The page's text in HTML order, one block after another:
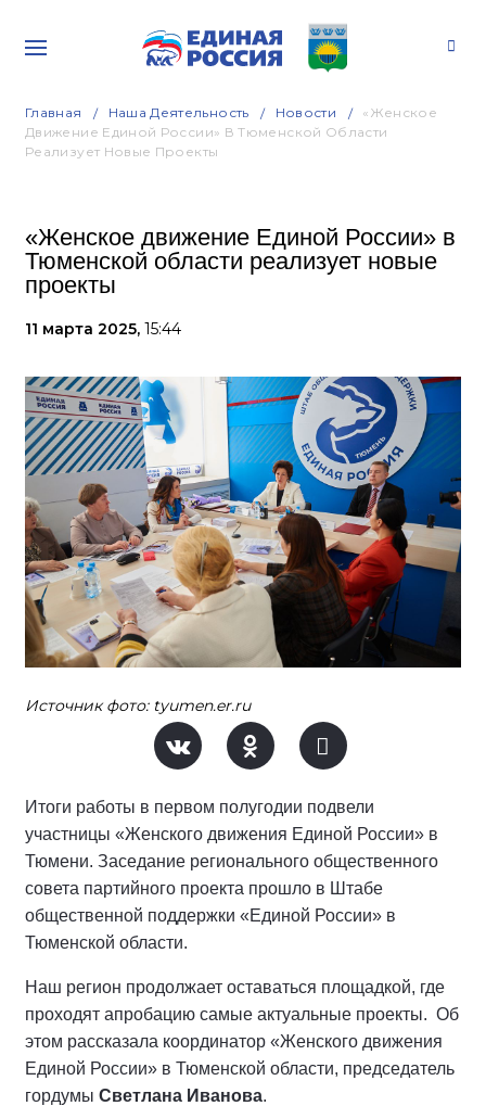
Главная Наша Деятельность Новости
«Женское
Движение Единой России» В Тюменской Области
Реализует Новые Проекты
«Женское движение Единой России» в
Тюменской области реализует новые
проекты
11 марта 2025, 15:44
Источник фото: tyumen.er.ru
Итоги работы в первом полугодии подвели
участницы «Женского движения Единой России» в
Тюмени. Заседание регионального общественного
совета партийного проекта прошло в Штабе
общественной поддержки «Единой России» в
Тюменской области.
Наш регион продолжает оставаться площадкой, где
проходят апробацию самые актуальные проекты. Об
этом рассказала координатор «Женского движения
Единой России» в Тюменской области, председатель
гордумы Светлана Иванова.